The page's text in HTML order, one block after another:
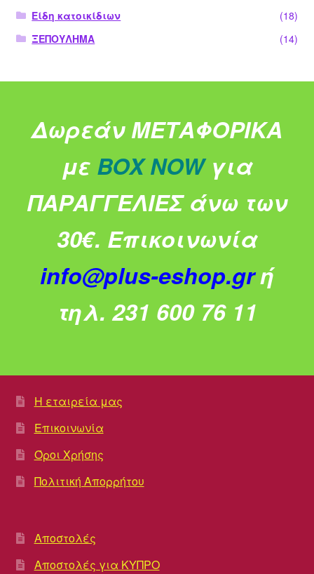
Είδη κατοικίδιων
(18)
ΞΕΠΟΥΛΗΜΑ
(14)
Δωρεάν ΜΕΤΑΦΟΡΙΚΑ
με BOX NOW για
ΠΑΡΑΓΓΕΛΙΕΣ άνω των
30€. Επικοινωνία
info@plus-eshop.grή
τηλ. 231 600 76 11
Η εταιρεία μας
Επικοινωνία
Όροι Χρήσης
Πολιτική Απορρήτου
Αποστολές
Αποστολές για ΚΥΠΡΟ